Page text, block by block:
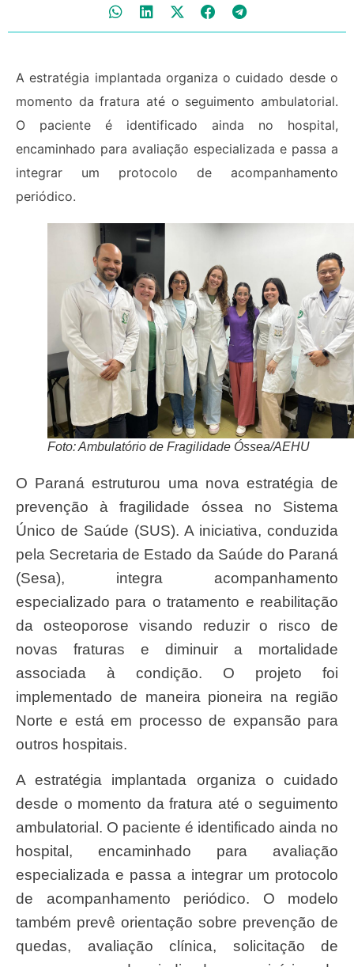
A estratégia implantada organiza o cuidado desde o
momento da fratura até o seguimento ambulatorial.
O paciente é identificado ainda no hospital,
encaminhado para avaliação especializada e passa a
integrar um protocolo de acompanhamento
periódico.
Foto: Ambulatório de Fragilidade Óssea/AEHU
O Paraná estruturou uma nova estratégia de
prevenção à fragilidade óssea no Sistema
Único de Saúde (SUS). A iniciativa, conduzida
pela Secretaria de Estado da Saúde do Paraná
(Sesa), integra acompanhamento
especializado para o tratamento e reabilitação
da osteoporose visando reduzir o risco de
novas fraturas e diminuir a mortalidade
associada à condição. O projeto foi
implementado de maneira pioneira na região
Norte e está em processo de expansão para
outros hospitais.
A estratégia implantada organiza o cuidado
desde o momento da fratura até o seguimento
ambulatorial. O paciente é identificado ainda no
hospital, encaminhado para avaliação
especializada e passa a integrar um protocolo
de acompanhamento periódico. O modelo
também prevê orientação sobre prevenção de
quedas, avaliação clínica, solicitação de